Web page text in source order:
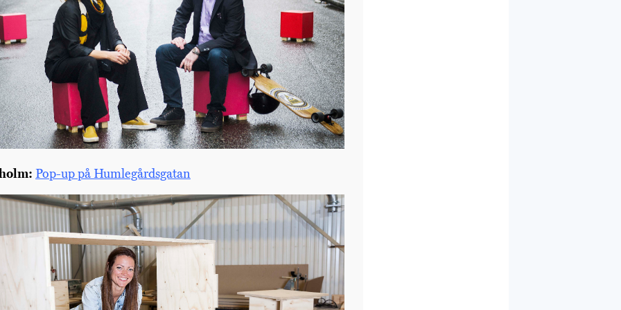
Pop-up på Humlegårdsgatan